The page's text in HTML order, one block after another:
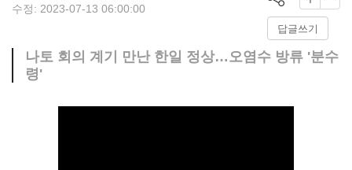
수정: 2023-07-13 06:00:00
답글쓰기
나토 회의 계기 만난 한일 정상…오염수 방류 '분수
령'